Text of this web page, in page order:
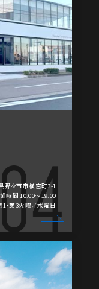
野々市市横宮町3-1
時間 10:00～19:00
1・第3火曜／水曜日